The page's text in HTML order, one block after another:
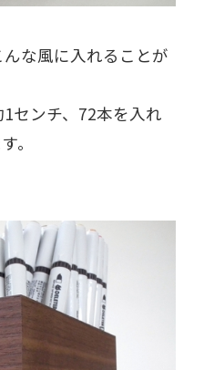
な風に入れることが
センチ、72本を入れ
。